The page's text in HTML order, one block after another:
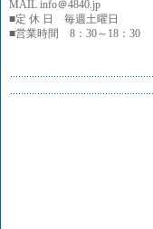
MAIL info＠4840.jp
■定 休 日 毎週土曜日
■営業時間 8：30～18：30